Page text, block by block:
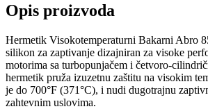
Opis proizvoda
Hermetik Visokotemperaturni Bakarni Abro
silikon za zaptivanje dizajniran za visoke
motorima sa turbopunjačem i četvoro-
hermetik pruža izuzetnu zaštitu na visokim
je do 700°F (371°C), i nudi dugotrajnu
zahtevnim uslovima.